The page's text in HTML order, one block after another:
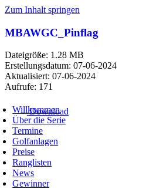
Zum Inhalt springen
Willkommen
Über die Serie
Termine
Golfanlagen
Preise
Ranglisten
News
Gewinner
MBAWGC_Pinflag
Dateigröße: 1.28 MB
Erstellungsdatum: 07-06-2024
Aktualisiert: 07-06-2024
Aufrufe: 171
Download